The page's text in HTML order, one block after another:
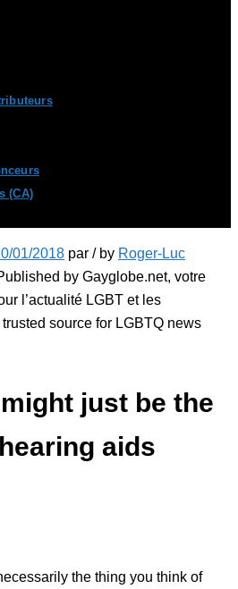
(CA)
01/2018 par / by Roger-Luc
by Gayglobe.net, votre
l’actualité LGBT et les
source for LGBTQ news
just be the
aids
the thing you think of